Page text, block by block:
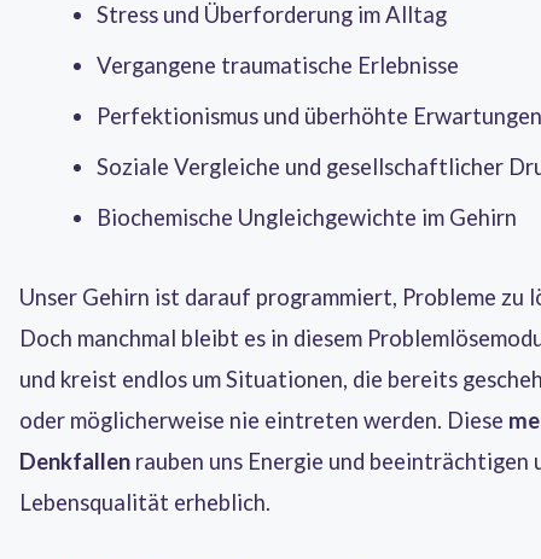
Stress und Überforderung im Alltag
Vergangene traumatische Erlebnisse
Perfektionismus und überhöhte Erwartungen
Soziale Vergleiche und gesellschaftlicher
Biochemische Ungleichgewichte im Gehirn
Unser Gehirn ist darauf programmiert, Probleme zu
Doch manchmal bleibt es in diesem
und kreist endlos um Situationen, die bereits
oder möglicherweise nie eintreten werden. Diese
Denkfallen rauben uns Energie und beeinträchtigen
Lebensqualität erheblich.